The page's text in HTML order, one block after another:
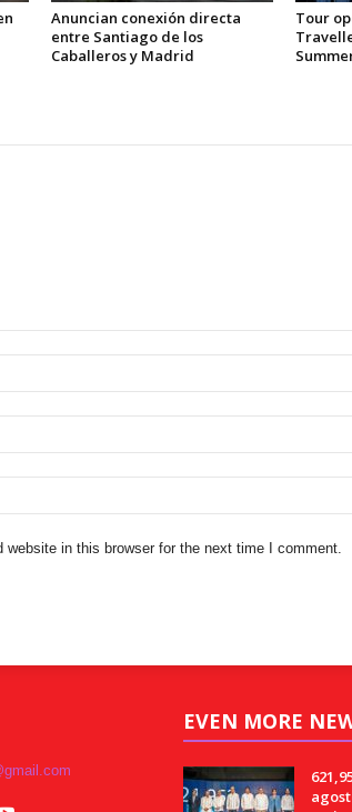
Anuncian conexión directa
entre Santiago de los
Caballeros y Madrid
Tour
website in this browser for the next time I comment.
EVEN MORE